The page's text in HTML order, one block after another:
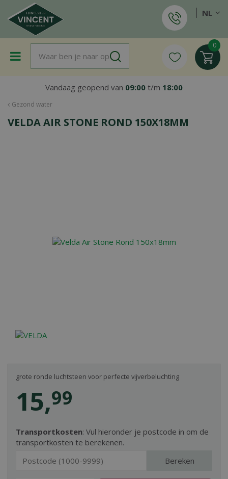
a
Gezond water
Vandaag geopend van 09:00 t/m 18:00
NL
VELDA AIR STONE ROND 150X18MM
Transportkosten: Vul hieronder je postcode in om de
transportkosten te berekenen.
Bereken
15,99
grote ronde luchtsteen voor perfecte vijverbeluchting